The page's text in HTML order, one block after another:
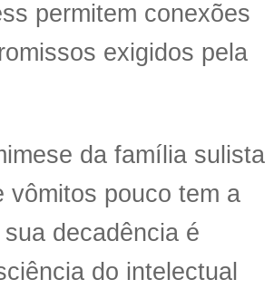
permitem conexões
exigidos pela
da família sulista
vômitos pouco tem a
decadência é
do intelectual